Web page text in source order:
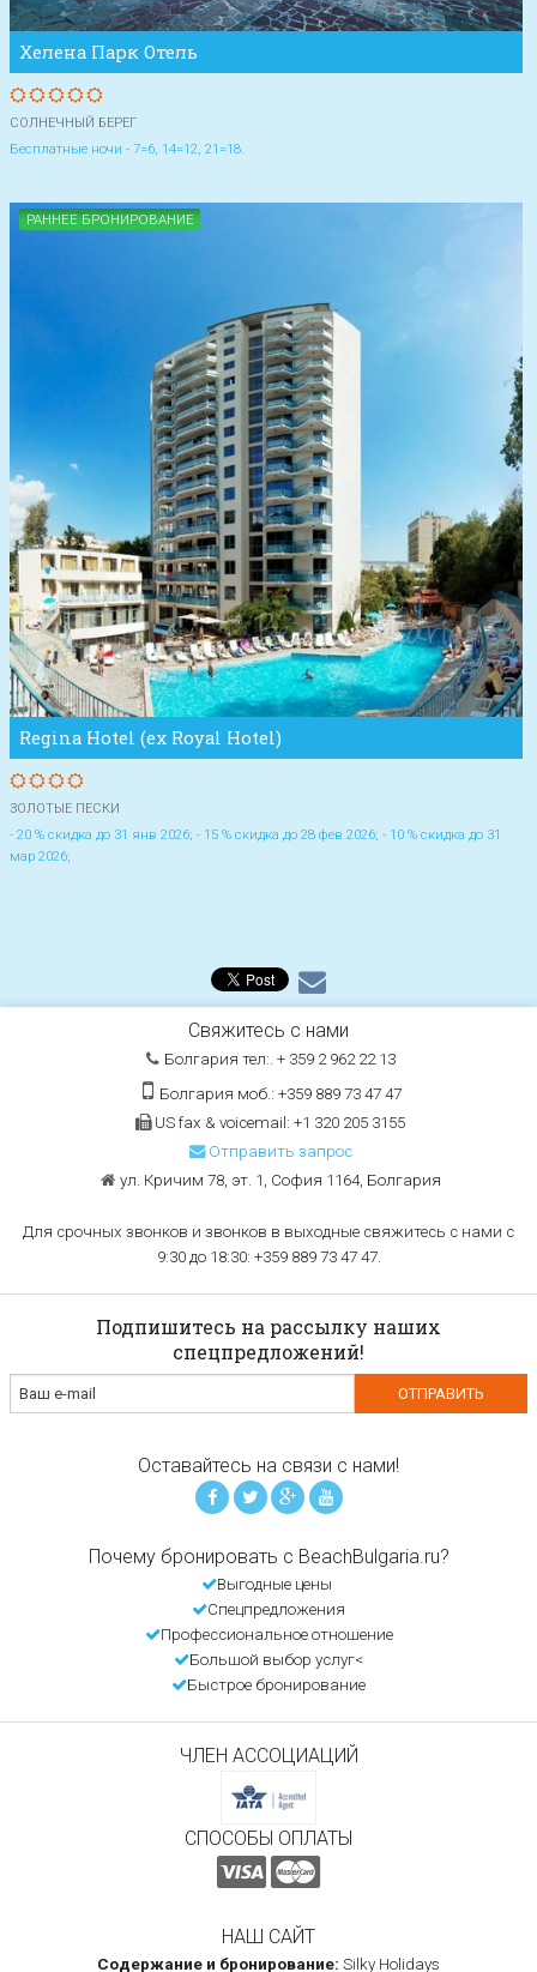
Хелена Парк Отель
СОЛНЕЧНЫЙ БЕРЕГ
Бесплатные ночи - 7=6, 14=12, 21=18.
РАННЕЕ БРОНИРОВАНИЕ
Regina Hotel (ex Royal Hotel)
ЗОЛОТЫЕ ПЕСКИ
- 20 % скидка до 31 янв 2026; - 15 % скидка до 28 фев 2026; - 10 % скидка до 31
мар 2026;
Свяжитесь с нами
Болгария тел:. + 359 2 962 22 13
Болгария моб.: +359 889 73 47 47
US fax & voicemail: +1 320 205 3155
Отправить запрос
ул. Кричим 78, эт. 1, София 1164, Болгария
Для срочных звонков и звонков в выходные свяжитесь с нами с
9:30 до 18:30: +359 889 73 47 47.
Подпишитесь на рассылку наших
спецпредложений!
Оставайтесь на связи с нами!
Почему бронировать с BeachBulgaria.ru?
Выгодные цены
Спецпредложения
Профессиональное отношение
Большой выбор услуг<
Быстрое бронирование
ЧЛЕН АССОЦИАЦИЙ
СПОСОБЫ ОПЛАТЫ
НАШ САЙТ
Содержание и бронирование: Silky Holidays